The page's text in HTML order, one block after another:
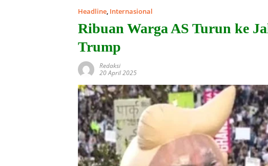
Headline, Internasional
Ribuan Warga AS Turun ke
Trump
Redaksi
20 April 2025